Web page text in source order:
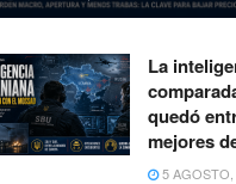
La
quedó
mejores
5 AGOSTO,